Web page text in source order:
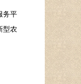
务平
型农